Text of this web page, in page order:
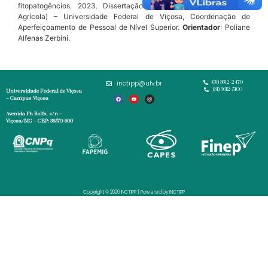
fitopatogêncios. 2023. Dissertação (Mestrado em Microbiologia
Agrícola) – Universidade Federal de Viçosa, Coordenação de
Aperfeiçoamento de Pessoal de Nível Superior.Orientador: Poliane
Alfenas Zerbini.
Universidade Federal de Viçosa
– Campus Viçosa
Avenida Ph Rolfs, s/n –
Viçosa/MG – CEP: 36570-900
inctipp@ufv.br
(31) 3612-2470
(31) 3612-5100
Copyright © 2026 INCTIPP | Powered by INCTIPP